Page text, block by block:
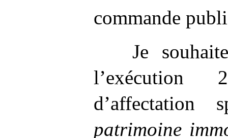
commande
Je
l’exécution
d’affectation
patrimoine